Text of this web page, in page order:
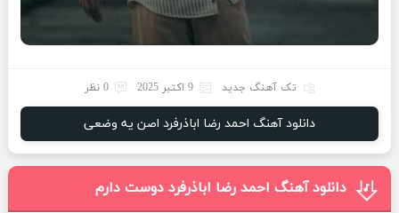
تک آهنگ جدید 9 اکتبر 2025 0 نظر
دانلود آهنگ احمد رضا اباذرفرد اصن یه وضعی
دانلود آهنگ احمد رضا اباذرفرد دوست دارم